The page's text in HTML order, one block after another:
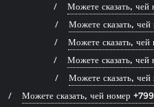
Можете сказать,
Можете сказать,
Можете сказать,
Можете сказать,
Можете сказать,
Можете сказать, чей номер